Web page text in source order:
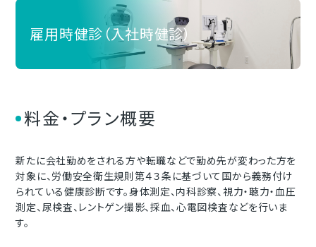
雇用時健診（入社時健診）
料金・プラン概要
新たに会社勤めをされる方や転職などで勤め先が変わった方を
対象に、労働安全衛生規則第４３条に基づいて国から義務付け
られている健康診断です。身体測定、内科診察、視力・聴力・血圧
測定、尿検査、レントゲン撮影、採血、心電図検査などを行いま
す。